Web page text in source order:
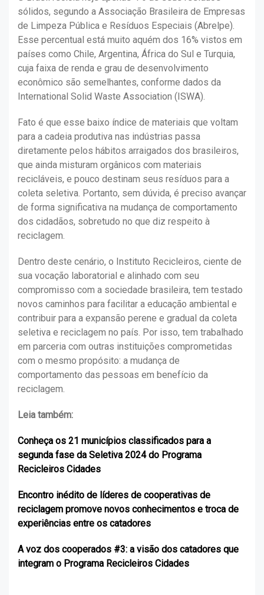
sólidos, segundo a Associação Brasileira de Empresas
de Limpeza Pública e Resíduos Especiais (Abrelpe).
Esse percentual está muito aquém dos 16% vistos em
países como Chile, Argentina, África do Sul e Turquia,
cuja faixa de renda e grau de desenvolvimento
econômico são semelhantes, conforme dados da
International Solid Waste Association (ISWA).
Fato é que esse baixo índice de materiais que voltam
para a cadeia produtiva nas indústrias passa
diretamente pelos hábitos arraigados dos brasileiros,
que ainda misturam orgânicos com materiais
recicláveis, e pouco destinam seus resíduos para a
coleta seletiva. Portanto, sem dúvida, é preciso avançar
de forma significativa na mudança de comportamento
dos cidadãos, sobretudo no que diz respeito à
reciclagem.
Dentro deste cenário, o Instituto Recicleiros, ciente de
sua vocação laboratorial e alinhado com seu
compromisso com a sociedade brasileira, tem testado
novos caminhos para facilitar a educação ambiental e
contribuir para a expansão perene e gradual da coleta
seletiva e reciclagem no país. Por isso, tem trabalhado
em parceria com outras instituições comprometidas
com o mesmo propósito: a mudança de
comportamento das pessoas em benefício da
reciclagem.
Leia também:
Conheça os 21 municípios classificados para a
segunda fase da Seletiva 2024 do Programa
Recicleiros Cidades
Encontro inédito de líderes de cooperativas de
reciclagem promove novos conhecimentos e troca de
experiências entre os catadores
A voz dos cooperados #3: a visão dos catadores que
integram o Programa Recicleiros Cidades